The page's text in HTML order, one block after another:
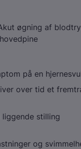
øgning af
på en
over tid et
stilling
og